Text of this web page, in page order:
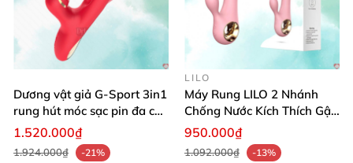
Dương vật giả G-Sport 3in1
rung hút móc sạc pin đa chế
độ
1.520.000₫
1.924.000₫
-21%
LILO
Máy Rung LILO 2 Nhánh
Chống Nước Kích Thích Gật
Gù Mạnh
950.000₫
1.092.000₫
-13%